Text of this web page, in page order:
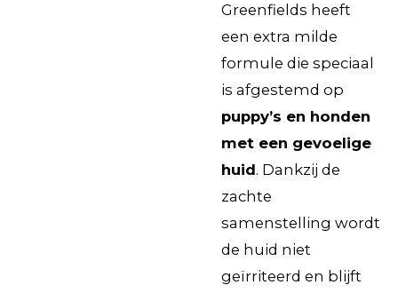
Greenfields heeft
een extra milde
formule die speciaal
is afgestemd op
puppy’s en honden
met een gevoelige
huid. Dankzij de
zachte
samenstelling wordt
de huid niet
geïrriteerd en blijft